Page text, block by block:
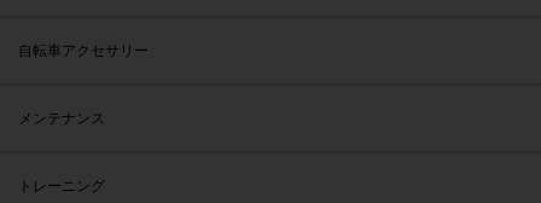
自転車アクセサリー
メンテナンス
トレーニング